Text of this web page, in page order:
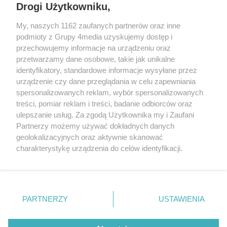
Reklama Kontakt Regulamin
Dystrybucja
Regulamin prenumeraty
Polityka Prywatności
Zapisz się do newslettera
Dołącz do grona ludzi najlepiej poinformowanych!
Zapisz się »
Drogi Użytkowniku,
My, naszych 1162 zaufanych partnerów oraz inne
podmioty z Grupy 4media uzyskujemy dostęp i
przechowujemy informacje na urządzeniu oraz
przetwarzamy dane osobowe, takie jak unikalne
identyfikatory, standardowe informacje wysyłane przez
urządzenie czy dane przeglądania w celu zapewniania
spersonalizowanych reklam, wybór spersonalizowanych
treści, pomiar reklam i treści, badanie odbiorców oraz
ulepszanie usług. Za zgodą Użytkownika my i Zaufani
Partnerzy możemy używać dokładnych danych
geolokalizacyjnych oraz aktywnie skanować
charakterystykę urządzenia do celów identyfikacji.
zmienić/wycofać klikając przycisk ustawień prywatności
znajdujący się w lewym dolnym rogu strony
. Niektóre
PARTNERZY USTAWIENIA